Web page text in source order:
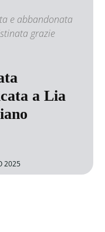
e abbandonata
grazie
a Lia
2025